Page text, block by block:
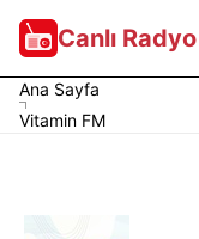
Canlı
Ana Sayfa
Vitamin FM